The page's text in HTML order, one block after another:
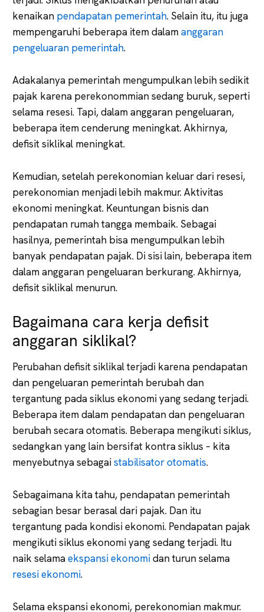
kenaikan pendapatan pemerintah. Selain itu, itu juga
mempengaruhi beberapa item dalamanggaran
pengeluaran pemerintah.
Adakalanya pemerintah mengumpulkan lebih sedikit
pajak karena perekonommian sedang buruk, seperti
selama resesi. Tapi, dalam anggaran pengeluaran,
beberapa item cenderung meningkat. Akhirnya,
defisit siklikal meningkat.
Kemudian, setelah perekonomian keluar dari resesi,
perekonomian menjadi lebih makmur. Aktivitas
ekonomi meningkat. Keuntungan bisnis dan
pendapatan rumah tangga membaik. Sebagai
hasilnya, pemerintah bisa mengumpulkan lebih
banyak pendapatan pajak. Di sisi lain, beberapa item
dalam anggaran pengeluaran berkurang. Akhirnya,
defisit siklikal menurun.
Bagaimana cara kerja defisit
anggaran siklikal?
Perubahan defisit siklikal terjadi karena pendapatan
dan pengeluaran pemerintah berubah dan
tergantung pada siklus ekonomi yang sedang terjadi.
Beberapa item dalam pendapatan dan pengeluaran
berubah secara otomatis. Beberapa mengikuti siklus,
sedangkan yang lain bersifat kontra siklus – kita
menyebutnya sebagaistabilisator otomatis.
Sebagaimana kita tahu, pendapatan pemerintah
sebagian besar berasal dari pajak. Dan itu
tergantung pada kondisi ekonomi. Pendapatan pajak
mengikuti siklus ekonomi yang sedang terjadi. Itu
naik selamaekspansi ekonomidan turun selama
resesi ekonomi.
Selama ekspansi ekonomi, perekonomian makmur.